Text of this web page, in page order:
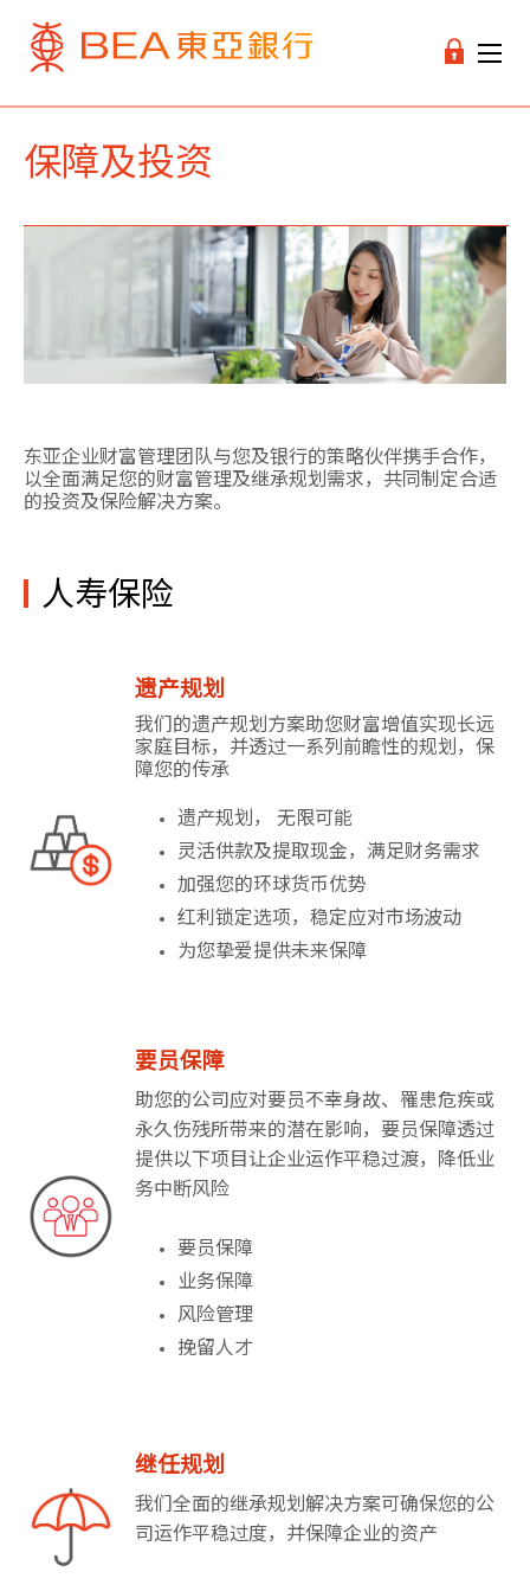
保障及投资
东亚企业财富管理团队与您及银行的策略伙伴携手合作，
以全面满足您的财富管理及继承规划需求，共同制定合适
的投资及保险解决方案。
人寿保险
遗产规划
我们的遗产规划方案助您财富增值实现长远
家庭目标，并透过一系列前瞻性的规划，保
障您的传承
遗产规划， 无限可能
灵活供款及提取现金，满足财务需求
加强您的环球货币优势
红利锁定选项，稳定应对市场波动
为您挚爱提供未来保障
要员保障
助您的公司应对要员不幸身故、罹患危疾或
永久伤残所带来的潜在影响，要员保障透过
提供以下项目让企业运作平稳过渡，降低业
务中断风险
要员保障
业务保障
风险管理
挽留人才
继任规划
我们全面的继承规划解决方案可确保您的公
司运作平稳过度，并保障企业的资产